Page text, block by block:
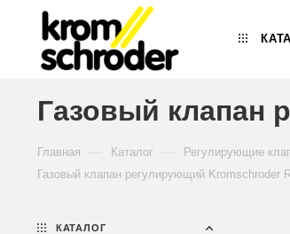
Газовый клапан
Главная Каталог Регулирующие
Газовый клапан регулирующий Kromschroder
КАТАЛОГ